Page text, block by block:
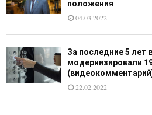
положения
04.03.2022
За последние 5 лет
модернизировали
22.02.2022